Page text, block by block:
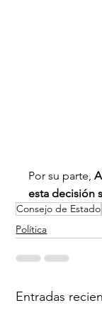
Por su parte,
esta decisión
Consejo de Estado
Política
Entradas